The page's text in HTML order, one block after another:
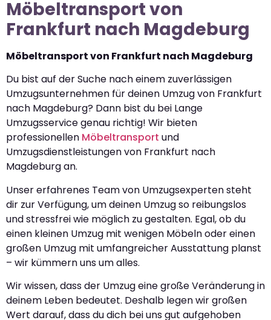
Möbeltransport von
Frankfurt nach Magdeburg
Möbeltransport von Frankfurt nach Magdeburg
Du bist auf der Suche nach einem zuverlässigen
Umzugsunternehmen für deinen Umzug von Frankfurt
nach Magdeburg? Dann bist du bei Lange
Umzugsservice genau richtig! Wir bieten
professionellen Möbeltransport und
Umzugsdienstleistungen von Frankfurt nach
Magdeburg an.
Unser erfahrenes Team von Umzugsexperten steht
dir zur Verfügung, um deinen Umzug so reibungslos
und stressfrei wie möglich zu gestalten. Egal, ob du
einen kleinen Umzug mit wenigen Möbeln oder einen
großen Umzug mit umfangreicher Ausstattung planst
– wir kümmern uns um alles.
Wir wissen, dass der Umzug eine große Veränderung in
deinem Leben bedeutet. Deshalb legen wir großen
Wert darauf, dass du dich bei uns gut aufgehoben